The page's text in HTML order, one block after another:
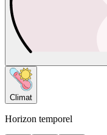
Climat
Horizon temporel